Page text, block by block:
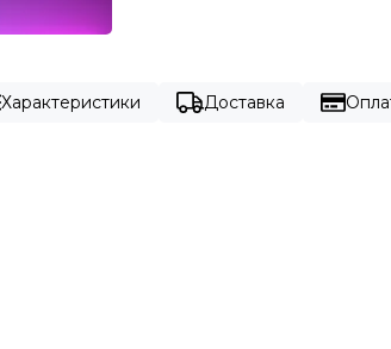
Характеристики Доставка